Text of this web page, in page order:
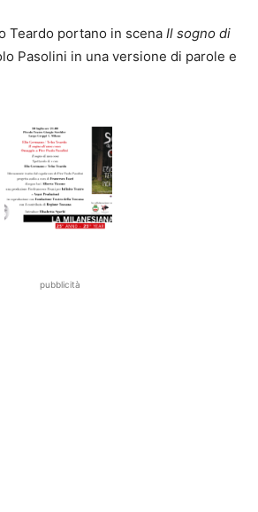
Teardo portano in scena Il sogno di
Pasolini in una versione di parole e
pubblicità